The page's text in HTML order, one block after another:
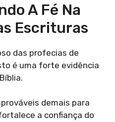
A Fé Na
Escrituras
das profecias de
é uma forte evidência
demais para
a confiança do